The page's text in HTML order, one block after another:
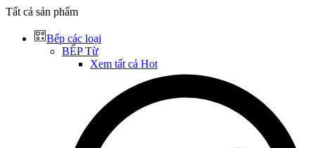
Tất cả sản phẩm
Bếp các loại
BẾP Từ
Xem tất cả Hot